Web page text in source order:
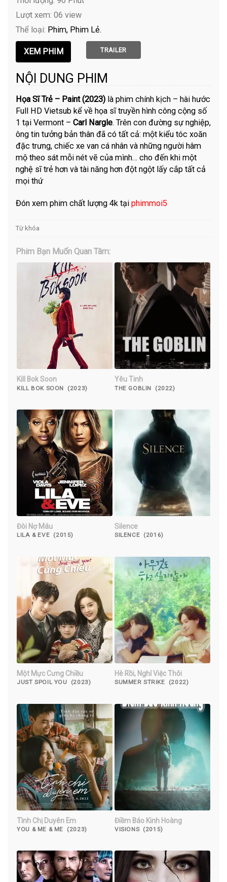
Lượt xem: 06 view
Thể loại: Phim Phim Lẻ
TRAILER
NỘI DUNG PHIM
Họa Sĩ Trẻ – Paint (2023) là phim chính kịch – hài hước
Full HD Vietsub kể về họa sĩ truyền hình công cộng số
1 tại Vermont –Carl Nargle. Trên con đường sự nghiệp,
ông tin tưởng bản thân đã có tất cả: một kiểu tóc xoăn
đặc trưng, chiếc xe van cá nhân và những người hâm
mộ theo sát mỗi nét vẽ của mình… cho đến khi một
nghệ sĩ trẻ hơn và tài năng hơn đột ngột lấy cắp tất cả
mọi thứ
Đón xem phim chất lượng 4k tạiphimmoi5
Từ khóa
Phim Bạn Muốn Quan Tâm:
Kill Bok Soon
KILL BOK SOON (2023)
Yêu Tinh
THE GOBLIN (2022)
Đòi Nợ Máu
LILA & EVE (2015)
Silence
SILENCE (2016)
Một Mực Cưng Chiều
JUST SPOIL YOU (2023)
Hè Rồi, Nghỉ Việc Thôi
SUMMER STRIKE (2022)
Tình Chị Duyên Em
YOU & ME & ME (2023)
Điềm Báo Kinh Hoàng
VISIONS (2015)